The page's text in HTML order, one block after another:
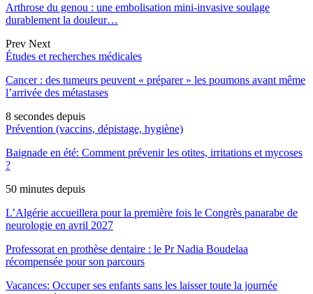
Arthrose du genou : une embolisation mini-invasive soulage
durablement la douleur…
Prev Next
Études et recherches médicales
Cancer : des tumeurs peuvent « préparer » les poumons avant même
l’arrivée des métastases
8 secondes depuis
Prévention (vaccins, dépistage, hygiène)
Baignade en été: Comment prévenir les otites, irritations et mycoses
?
50 minutes depuis
L’Algérie accueillera pour la première fois le Congrès panarabe de
neurologie en avril 2027
Professorat en prothèse dentaire : le Pr Nadia Boudelaa
récompensée pour son parcours
Vacances: Occuper ses enfants sans les laisser toute la journée